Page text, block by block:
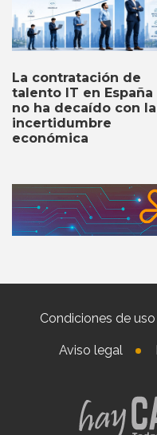
La contratación de
talento IT en España
no ha decaído con la
incertidumbre
económica
Condiciones de uso
Aviso legal